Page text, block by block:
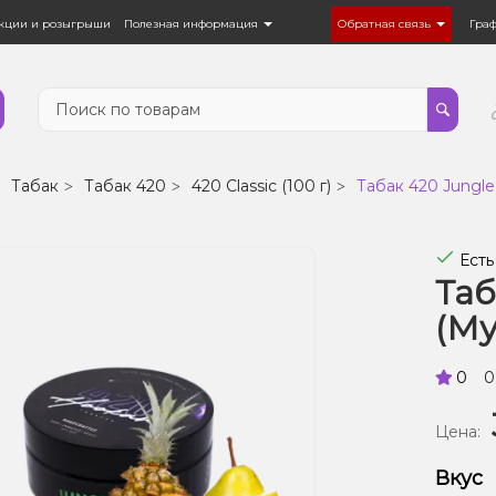
и розыгрыши Полезная информация Обратная связь
Табак Табак 420 420 Classic (100 г) Табак 420
0
Цена:
Вкус